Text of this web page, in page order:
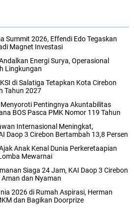
Summit 2026, Effendi Edo Tegaskan
Magnet Investasi
Energi Surya, Operasional
Lingkungan
di Salatiga Tetapkan Kota Cirebon
Tahun 2027
Pentingnya Akuntabilitas
BOS Pasca PMK Nomor 119 Tahun
Internasional Meningkat,
Daop 3 Cirebon Bertambah 13,8 Persen
Anak Kenal Dunia Perkeretaapian
Mewarnai
Siaga 24 Jam, KAI Daop 3 Cirebon
dan Nyaman
2026 di Rumah Aspirasi, Herman
dan Bagikan Doorprize